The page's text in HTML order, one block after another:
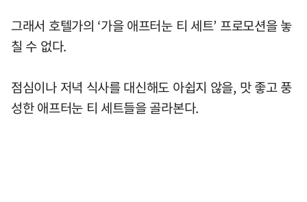
그래서 호텔가의 ‘가을 애프터눈 티 세트’ 프로모션을 놓
칠 수 없다.
점심이나 저녁 식사를 대신해도 아쉽지 않을, 맛 좋고 풍
성한 애프터눈 티 세트들을 골라본다.